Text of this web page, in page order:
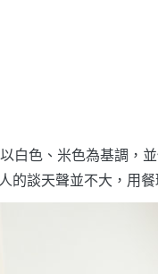
白色、米色為基調，
的談天聲並不大，用